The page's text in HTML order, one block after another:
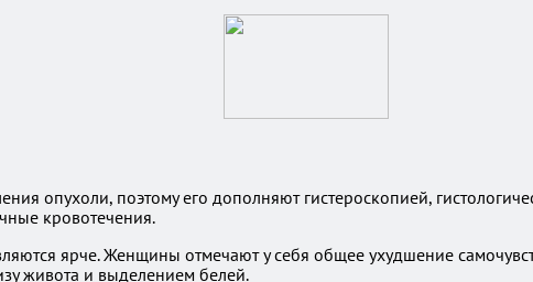
опухоли, поэтому его дополняют гистероскопией,
кровотечения.
ярче. Женщины отмечают у себя общее ухудшение
живота и выделением белей.